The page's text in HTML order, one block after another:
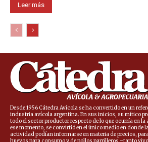
Leer más
Desde 1956 Cátedra Avícola se ha convertido en un
industria avícola argentina. En sus inicios, su mítico
todo el sector productor respecto de lo que ocurría en
ese momento, se convirtió en el único medio en donde
actividad podían informarse en materia de precios,
huevos para consumo y de pollos parrilleros –tanto